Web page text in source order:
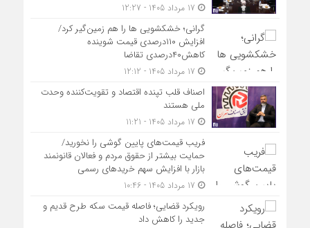
گرانی؛ خشکشویی‌ ها را هم زمین‌گیر کرد/
افزایش ۱۱۰درصدی قیمت شوینده
کاهش۴۰درصدی تقاضا
اصناف قلب تپنده اقتصاد و تقویت‌کننده وحدت
ملی هستند
فریب قیمت‌های پایین گوشی را نخورید/
حمایت بیشتر از حقوق مردم و فعالان قانونمند
بازار با افزایش سهم خریدهای رسمی
رویکرد قضایی؛ فاصله قیمت سکه طرح قدیم و
جدید را کاهش داد